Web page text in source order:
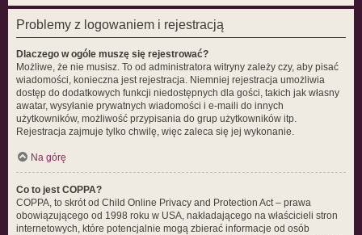
Problemy z logowaniem i rejestracją
Dlaczego w ogóle muszę się rejestrować?
Możliwe, że nie musisz. To od administratora witryny zależy czy, aby pisać
wiadomości, konieczna jest rejestracja. Niemniej rejestracja umożliwia
dostęp do dodatkowych funkcji niedostępnych dla gości, takich jak własny
awatar, wysyłanie prywatnych wiadomości i e-maili do innych
użytkowników, możliwość przypisania do grup użytkowników itp.
Rejestracja zajmuje tylko chwilę, więc zaleca się jej wykonanie.
Na górę
Co to jest COPPA?
COPPA, to skrót od Child Online Privacy and Protection Act – prawa
obowiązującego od 1998 roku w USA, nakładającego na właścicieli stron
internetowych, które potencjalnie mogą zbierać informacje od osób